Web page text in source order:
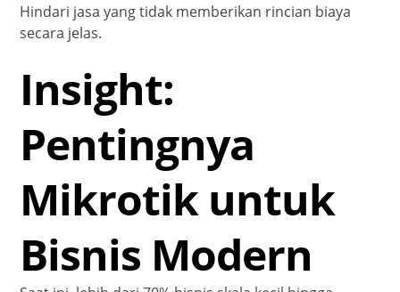
Hindari jasa yang tidak memberikan rincian biaya
secara jelas.
Insight:
Pentingnya
Mikrotik untuk
Bisnis Modern